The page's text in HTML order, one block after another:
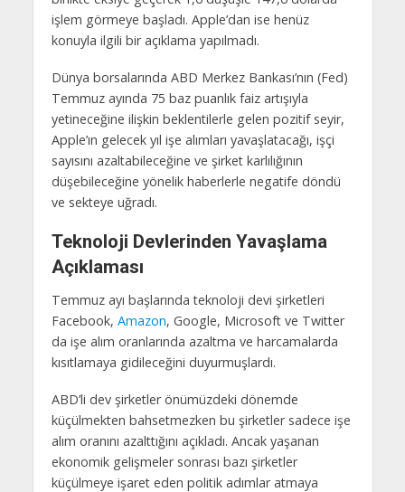
işlem görmeye başladı. Apple’dan ise henüz
konuyla ilgili bir açıklama yapılmadı.
Dünya borsalarında ABD Merkez Bankası’nın (Fed)
Temmuz ayında 75 baz puanlık faiz artışıyla
yetineceğine ilişkin beklentilerle gelen pozitif seyir,
Apple’ın gelecek yıl işe alımları yavaşlatacağı, işçi
sayısını azaltabileceğine ve şirket karlılığının
düşebileceğine yönelik haberlerle negatife döndü
ve sekteye uğradı.
Teknoloji Devlerinden Yavaşlama
Açıklaması
Temmuz ayı başlarında teknoloji devi şirketleri
Facebook, Amazon, Google, Microsoft ve Twitter
da işe alım oranlarında azaltma ve harcamalarda
kısıtlamaya gidileceğini duyurmuşlardı.
ABD’li dev şirketler önümüzdeki dönemde
küçülmekten bahsetmezken bu şirketler sadece işe
alım oranını azalttığını açıkladı. Ancak yaşanan
ekonomik gelişmeler sonrası bazı şirketler
küçülmeye işaret eden politik adımlar atmaya